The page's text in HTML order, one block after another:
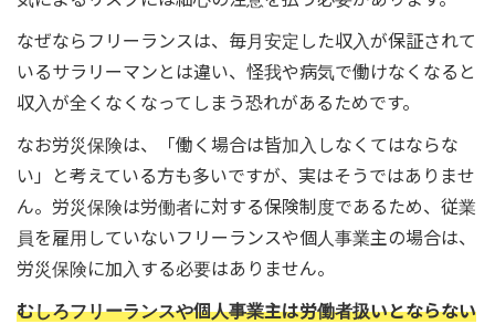
なぜならフリーランスは、毎月安定した収入が保証されて
いるサラリーマンとは違い、怪我や病気で働けなくなると
収入が全くなくなってしまう恐れがあるためです。
なお労災保険は、「働く場合は皆加入しなくてはならな
い」と考えている方も多いですが、実はそうではありませ
ん。労災保険は労働者に対する保険制度であるため、従業
員を雇用していないフリーランスや個人事業主の場合は、
労災保険に加入する必要はありません。
むしろフリーランスや個人事業主は労働者扱いとならない